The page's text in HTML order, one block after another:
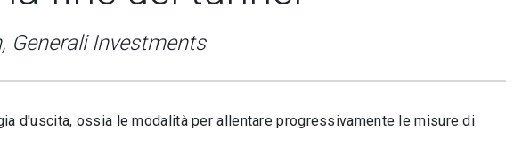
Generali Investments
d'uscita, ossia le modalità per allentare progressivamente le misure di